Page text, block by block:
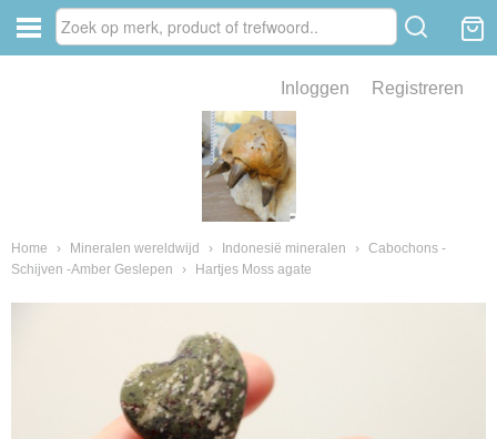
Inloggen Registreren
Home › Mineralen wereldwijd › Indonesië mineralen › Cabochons -
Schijven -Amber Geslepen
› Hartjes Moss agate
van fossielen en mineralen